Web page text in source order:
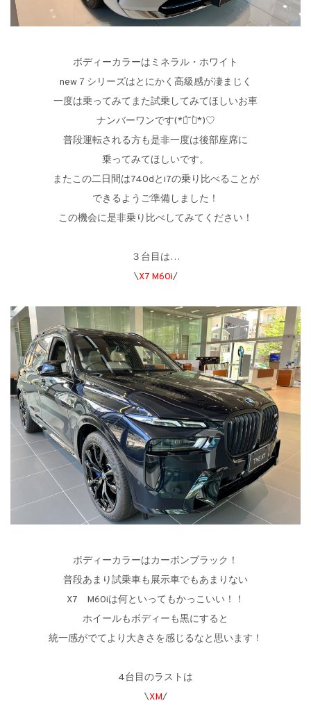
ボディーカラーはミネラル・ホワイト
new７シリーズはとにかく高級感が凄まじく
一度は乗ってみてまた試乗してみてほしいお車
ナンバーワンです(*ฅ́˘ฅ̀*)♡
普段運転される方も是非一度は後部座席に
乗ってみてほしいです。
またこの二日間は740dとi7の乗り比べることが
できるようご準備しました！
この機会に是非乗り比べしてみてください！
３台目は…
\X7 M60i/
ボディーカラーはカーボンブラック！
普段あまり試乗車も展示車でもあまりない
X7 M60iは何といってもかっこいい！！
ホイールもボディーも黒にすると
統一感がでてより大きさを感じるなと思います！
4台目のラストは
\XM/